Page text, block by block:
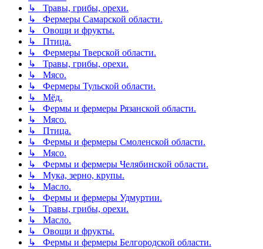
↳ Травы, грибы, орехи.
↳ Фермеры Самарской области.
↳ Овощи и фрукты.
↳ Птица.
↳ Фермеры Тверской области.
↳ Травы, грибы, орехи.
↳ Мясо.
↳ Фермеры Тульской области.
↳ Мёд.
↳ Фермы и фермеры Рязанской области.
↳ Мясо.
↳ Птица.
↳ Фермы и фермеры Смоленской области.
↳ Мясо.
↳ Фермы и фермеры Челябинской области.
↳ Мука, зерно, крупы.
↳ Масло.
↳ Фермы и фермеры Удмуртии.
↳ Травы, грибы, орехи.
↳ Масло.
↳ Овощи и фрукты.
↳ Фермы и фермеры Белгородской области.